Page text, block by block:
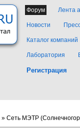
Форум Лента
Новости
Каталог компаний
Лаборатория
Регистрация
» Сеть МЭТР